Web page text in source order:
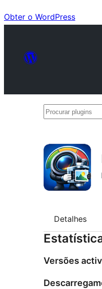
Obter o WordPress
Procurar
Detalhes
Versões